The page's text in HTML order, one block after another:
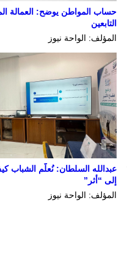
حساب المواطن يوضح: العمالة
التابعين
المؤلف: الواحة نيوز
عبدالله السلطان: نُعلّم الشباب
إلى “أثر”
المؤلف: الواحة نيوز